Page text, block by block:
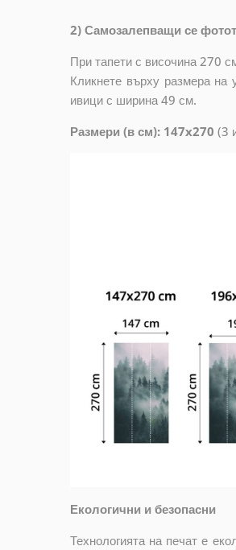
2) Самозалепващи се
При тапети с височина 270
Кликнете върху размера на
ивици с ширина 49 см.
Размери (в см): 147x270 (3
Екологични и безопасни
Технологията на печат е